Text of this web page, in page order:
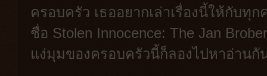
ครอบครัว เธออยากเล่าเรื่องนี้ให้กับทุ
ชื่อ Stolen Innocence: The Jan
แง่มุมของครอบครัวนี้ก็ลองไปหาอ่านกั